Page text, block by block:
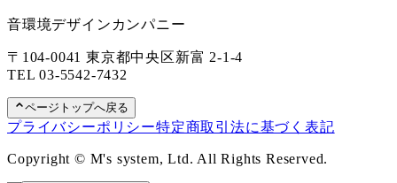
音環境デザインカンパニー
〒104-0041 東京都中央区新富 2-1-4
TEL03-5542-7432
ページトップへ戻る
プライバシーポリシー特定商取引法に基づく表記
Copyright © M's system, Ltd. All Rights Reserved.